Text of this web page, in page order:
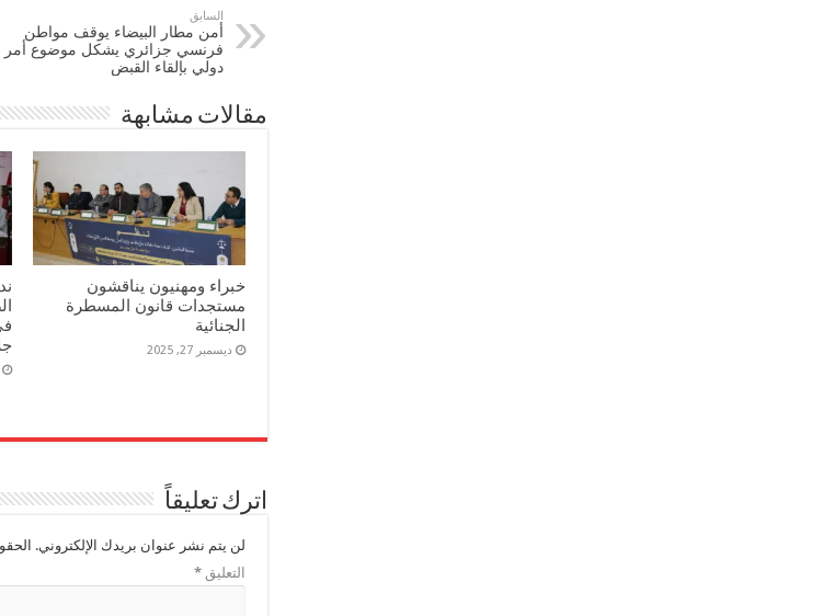
السابق
أمن مطار البيضاء يوقف مواطن
فرنسي جزائري يشكل موضوع أمر
دولي بإلقاء القبض
مقالات مشابهة
خبراء ومهنيون يناقشون
مستجدات قانون المسطرة
الجنائية
ديسمبر 27, 2025
اترك تعليقاً
لن يتم نشر عنوان بريدك الإلكتروني.
التعليق *